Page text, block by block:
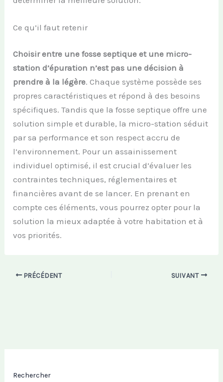
Ce qu’il faut retenir
Choisir entre une fosse septique et une micro-
station d’épuration n’est pas une décision à
prendre à la légère. Chaque système possède ses
propres caractéristiques et répond à des besoins
spécifiques. Tandis que la fosse septique offre une
solution simple et durable, la micro-station séduit
par sa performance et son respect accru de
l’environnement. Pour un assainissement
individuel optimisé, il est crucial d’évaluer les
contraintes techniques, réglementaires et
financières avant de se lancer. En prenant en
compte ces éléments, vous pourrez opter pour la
solution la mieux adaptée à votre habitation et à
vos priorités.
PRÉCÉDENT SUIVANT
Rechercher